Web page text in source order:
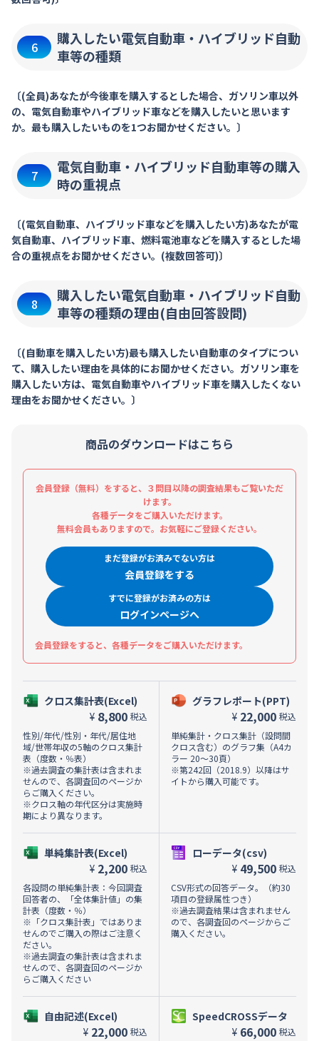
6
購入したい電気自動車・ハイブリッド自動
車等の種類
〔(全員)あなたが今後車を購入するとした場合、ガソリン車以外
の、電気自動車やハイブリッド車などを購入したいと思います
か。最も購入したいものを1つお聞かせください。〕
7
電気自動車・ハイブリッド自動車等の購入
時の重視点
〔(電気自動車、ハイブリッド車などを購入したい方)あなたが電
気自動車、ハイブリッド車、燃料電池車などを購入するとした場
合の重視点をお聞かせください。(複数回答可)〕
8
購入したい電気自動車・ハイブリッド自動
車等の種類の理由(自由回答設問)
〔(自動車を購入したい方)最も購入したい自動車のタイプについ
て、購入したい理由を具体的にお聞かせください。ガソリン車を
購入したい方は、電気自動車やハイブリッド車を購入したくない
理由をお聞かせください。〕
商品のダウンロードはこちら
会員登録（無料）をすると、３問目以降の調査結果もご覧いただ
けます。
各種データをご購入いただけます。
無料会員もありますので。お気軽にご登録ください。
まだ登録がお済みでない方は
会員登録をする
すでに登録がお済みの方は
ログインページへ
会員登録をすると、各種データをご購入いただけます。
クロス集計表(Excel)
¥ 8,800 税込
性別/年代/性別・年代/居住地
域/世帯年収の5軸のクロス集計
表（度数・％表）
※過去調査の集計表は含まれま
せんので、各調査回のページか
らご購入ください。
※クロス軸の年代区分は実施時
期により異なります。
単純集計表(Excel)
¥ 2,200 税込
各設問の単純集計表：今回調査
回答者の、「全体集計値」の集
計表（度数・％）
※「クロス集計表」ではありま
せんのでご購入の際はご注意く
ださい。
※過去調査の集計表は含まれま
せんので、各調査回のページか
らご購入ください
自由記述(Excel)
¥ 22,000 税込
グラフレポート(PPT)
¥ 22,000 税込
単純集計・クロス集計（設問間
クロス含む）のグラフ集（A4カ
ラー 20～30頁）
※第242回（2018.9）以降はサ
イトから購入可能です。
ローデータ(csv)
¥ 49,500 税込
CSV形式の回答データ。（約30
項目の登録属性つき）
※過去調査結果は含まれません
ので、各調査回のページからご
購入ください。
SpeedCROSSデータ
¥ 66,000 税込